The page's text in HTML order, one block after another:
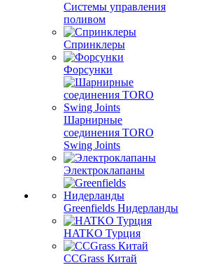
Системы управления
поливом
Спринклеры
Форсунки
Шарнирные
соединения TORO
Swing Joints
Электроклапаны
Greenfields Нидерланды
HATKO Турция
CCGrass Китай